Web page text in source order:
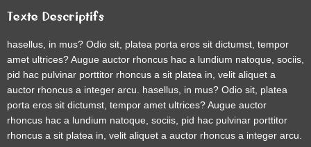
Texte Descriptifs
hasellus, in mus? Odio sit, platea porta eros sit dictumst, tempor
amet ultrices? Augue auctor rhoncus hac a lundium natoque, sociis,
pid hac pulvinar porttitor rhoncus a sit platea in, velit aliquet a
auctor rhoncus a integer arcu. hasellus, in mus? Odio sit, platea
porta eros sit dictumst, tempor amet ultrices? Augue auctor
rhoncus hac a lundium natoque, sociis, pid hac pulvinar porttitor
rhoncus a sit platea in, velit aliquet a auctor rhoncus a integer arcu.